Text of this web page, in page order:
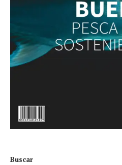
Buscar